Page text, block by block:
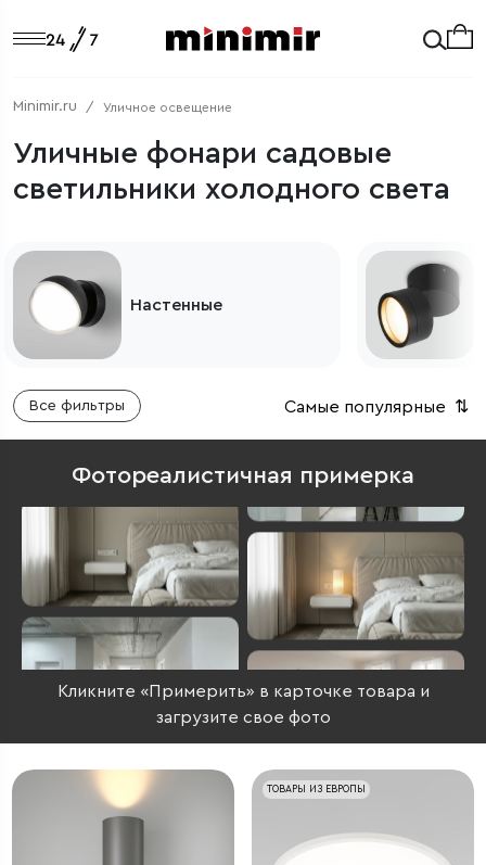
Minimir.ru Уличное освещение
Уличные фонари садовые
светильники холодного света
Настенные
Все фильтры Самые популярные ⇅
Фотореалистичная примерка
Кликните «Примерить» в карточке товара и
загрузите свое фото
ТОВАРЫ ИЗ ЕВРОПЫ